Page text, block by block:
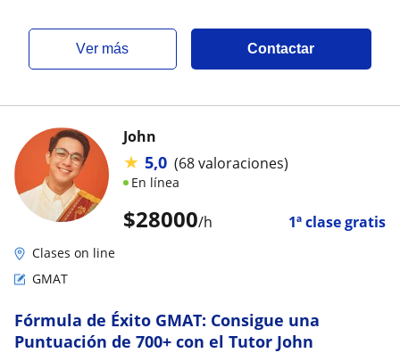
ver más Contactar
$28000/h 1ª clase gratis
John
★ 5,0 (68 valoraciones)
En línea
Clases on line
GMAT
Fórmula de Éxito GMAT: Consigue una
Puntuación de 700+ con el Tutor John